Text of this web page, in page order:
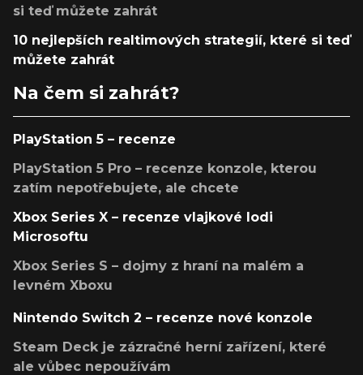
si teď můžete zahrát
10 nejlepších realtimových strategií, které si teď
můžete zahrát
Na čem si zahrát?
PlayStation 5 – recenze
PlayStation 5 Pro – recenze konzole, kterou
zatím nepotřebujete, ale chcete
Xbox Series X – recenze vlajkové lodi
Microsoftu
Xbox Series S – dojmy z hraní na malém a
levném Xboxu
Nintendo Switch 2 – recenze nové konzole
Steam Deck je zázračné herní zařízení, které
ale vůbec nepoužívám